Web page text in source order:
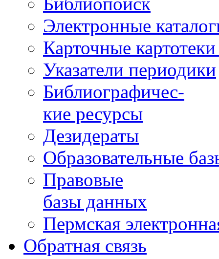
Электронные
Карточные
Указатели периодики
Библиографичес-
кие ресурсы
Дезидераты
Образовательные
Правовые
базы данных
Пермская
Обратная связь